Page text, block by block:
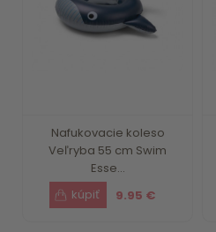
Nafukovacie koleso
Veľryba 55 cm Swim
Esse...
9.95 €